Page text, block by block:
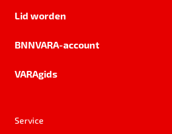
Lid worden
BNNVARA-account
VARAgids
Service